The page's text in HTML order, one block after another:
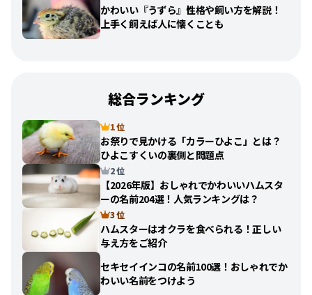
かわいい『うずら』性格や飼い方を解説！
上手く飼えば人に懐くことも
総合ランキング
1 位
お祭りで見かける「カラーひよこ」とは？
ひよこすくいの裏側と問題点
2 位
【2026年版】おしゃれでかわいいハムスタ
ーの名前204選！人気ランキングは？
3 位
ハムスターはオクラを食べられる！正しい
与え方をご紹介
セキセイインコの名前100選！おしゃれでか
わいい名前をつけよう